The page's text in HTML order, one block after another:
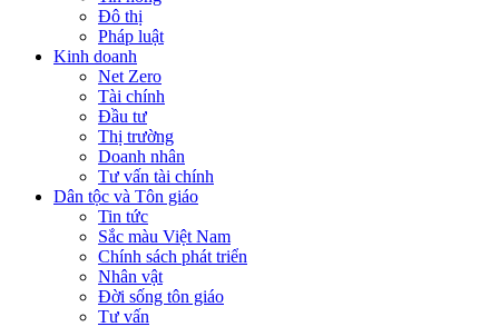
Đô thị
Pháp luật
Kinh doanh
Net Zero
Tài chính
Đầu tư
Thị trường
Doanh nhân
Tư vấn tài chính
Dân tộc và Tôn giáo
Tin tức
Sắc màu Việt Nam
Chính sách phát triển
Nhân vật
Đời sống tôn giáo
Tư vấn